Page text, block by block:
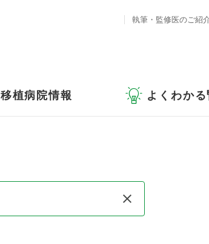
移植病院情報 よくわか
執筆・監修医のご紹